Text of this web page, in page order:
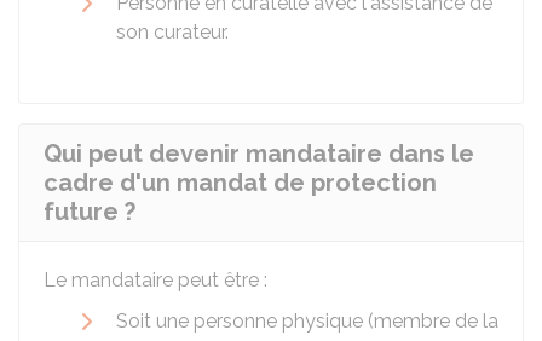
son curateur.
Qui peut devenir mandataire dans le
cadre d'un mandat de protection
future ?
Le mandataire peut être :
Soit une personne physique (membre de la